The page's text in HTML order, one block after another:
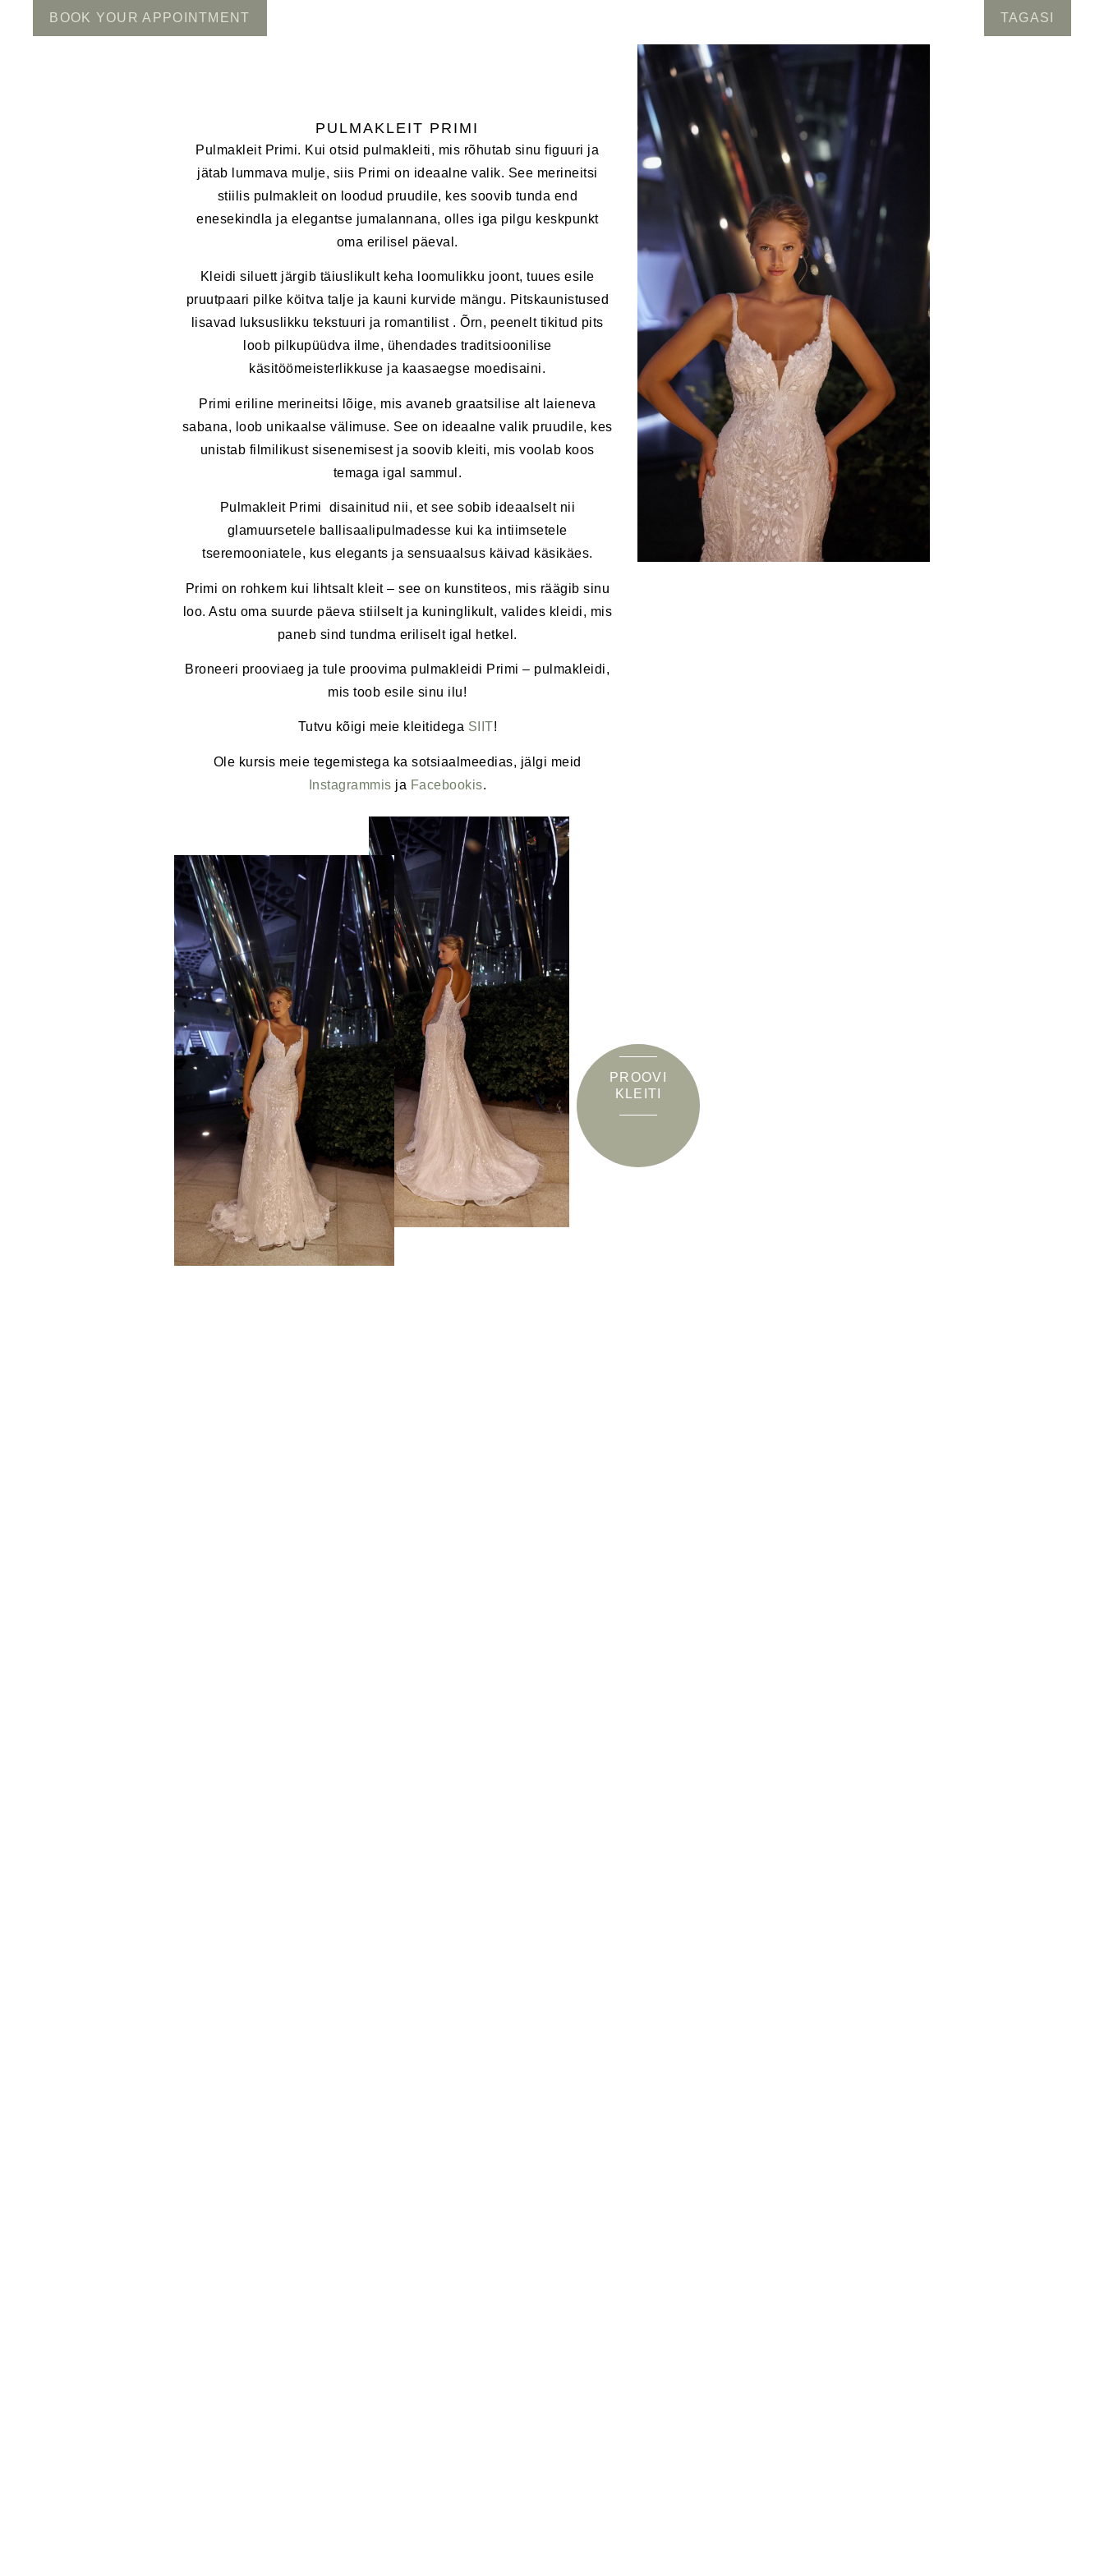
BOOK YOUR APPOINTMENT TAGASI
PULMAKLEIT PRIMI
Pulmakleit Primi. Kui otsid pulmakleiti, mis rõhutab sinu figuuri ja
jätab lummava mulje, siis Primi on ideaalne valik. See merineitsi
stiilis pulmakleit on loodud pruudile, kes soovib tunda end
enesekindla ja elegantse jumalannana, olles iga pilgu keskpunkt
oma erilisel päeval.
Kleidi siluett järgib täiuslikult keha loomulikku joont, tuues esile
pruutpaari pilke köitva talje ja kauni kurvide mängu. Pitskaunistused
lisavad luksuslikku tekstuuri ja romantilist . Õrn, peenelt tikitud pits
loob pilkupüüdva ilme, ühendades traditsioonilise
käsitöömeisterlikkuse ja kaasaegse moedisaini.
Primi eriline merineitsi lõige, mis avaneb graatsilise alt laieneva
sabana, loob unikaalse välimuse. See on ideaalne valik pruudile, kes
unistab filmilikust sisenemisest ja soovib kleiti, mis voolab koos
temaga igal sammul.
Pulmakleit Primi disainitud nii, et see sobib ideaalselt nii
glamuursetele ballisaalipulmadesse kui ka intiimsetele
tseremooniatele, kus elegants ja sensuaalsus käivad käsikäes.
Primi on rohkem kui lihtsalt kleit – see on kunstiteos, mis räägib sinu
loo. Astu oma suurde päeva stiilselt ja kuninglikult, valides kleidi, mis
paneb sind tundma eriliselt igal hetkel.
Broneeri prooviaeg ja tule proovima pulmakleidi Primi – pulmakleidi,
mis toob esile sinu ilu!
Tutvu kõigi meie kleitidega SIIT!
Ole kursis meie tegemistega ka sotsiaalmeedias, jälgi meid
Instagrammis ja Facebookis.
PROOVI
KLEITI